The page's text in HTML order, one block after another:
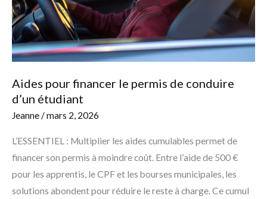
Aides pour financer le permis de conduire
d’un étudiant
Jeanne/mars 2, 2026
L’ESSENTIEL : Multiplier les aides cumulables permet de
financer son permis à moindre coût. Entre l’aide de 500 €
pour les apprentis, le CPF et les bourses municipales, les
solutions abondent pour réduire le reste à charge. Ce cumul
conduire
d’un
étudiant